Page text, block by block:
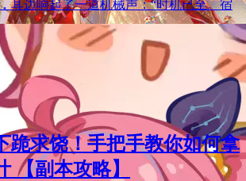
耳边响起了一道机械声：“时机已至。宿
跪求饶！手把手教你如何拿
【副本攻略】